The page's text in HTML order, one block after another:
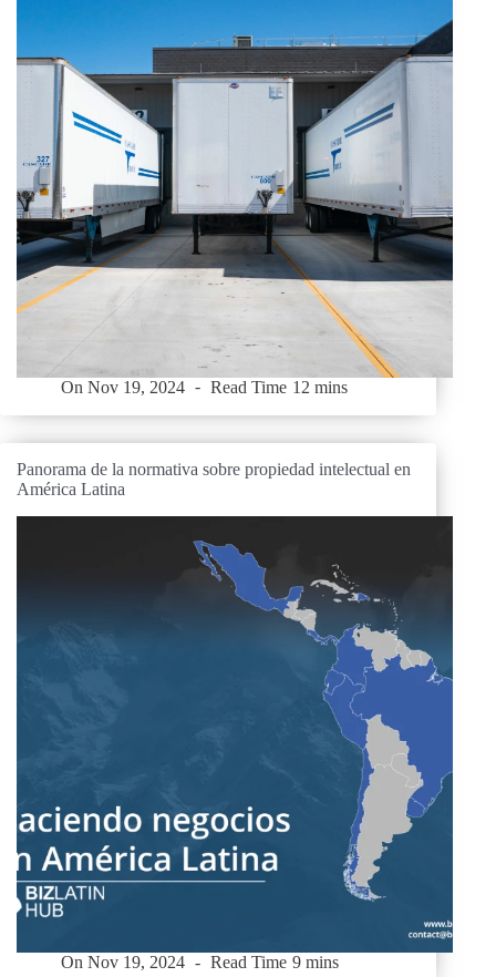
On Nov 19, 2024 Read Time 12 mins
Panorama de la normativa sobre propiedad intelectual en
América Latina
On Nov 19, 2024 Read Time 9 mins